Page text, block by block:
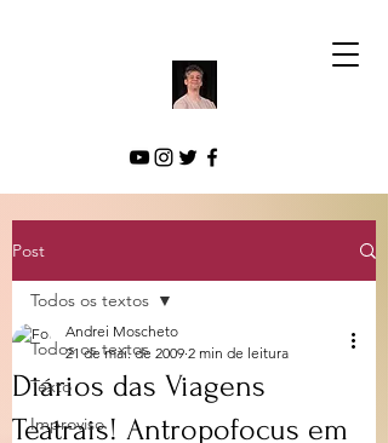
Post
Todos os textos
Texto
Improviso
Todos os textos
Diários das Viagens
Teatrais! Antropofocus em
Andrei Moscheto
21 de mai. de 2009 2 min de leitura